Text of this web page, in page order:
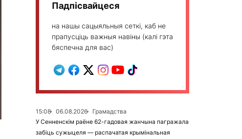
Падпісвайцеся
на нашы сацыяльныя сеткі, каб не
прапусціць важныя навіны (калі гэта
бяспечна для вас)
15:08 06.08.2026
Грамадства
У Сенненскім раёне 62-гадовая жанчына пагражала
забіць сужыцеля — распачатая крымінальная